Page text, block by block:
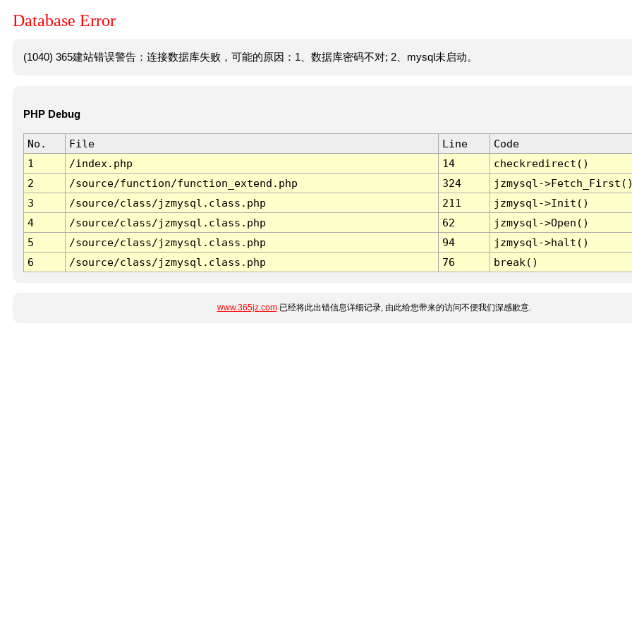
Database Error
(1040) 365建站错误警告：连接数据库失败，可能的原因：1、数据库密码不对; 2、mysql未启动。
PHP Debug
No. File Line
Code
1
/index.php 14
checkredirect()
2
/source/function/function_extend.php 324
jzmysql-
3
/source/class/jzmysql.class.php 211
jzmysql->Init()
4
/source/class/jzmysql.class.php 62
jzmysql->Open()
5
/source/class/jzmysql.class.php 94
jzmysql->halt()
6
/source/class/jzmysql.class.php 76 break()
www.365jz.com已经将此出错信息详细记录, 由此给您带来的访问不便我们深感歉意.